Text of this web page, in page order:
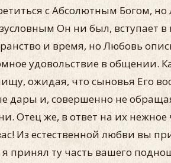
с Абсолютным Богом,
Он ни был, вступает
и время, но Любовь
удовольствие в общении.
ожидая, что сыновья Его
и, совершенно не
Отец же, в ответ на их нежное
Из естественной любви вы
принял ту часть вашего